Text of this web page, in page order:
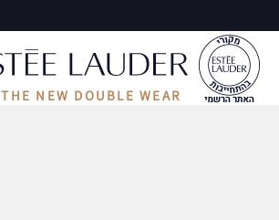
THE NEW DOUBLE WEAR